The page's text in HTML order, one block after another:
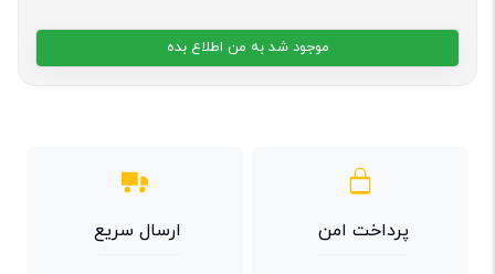
موجود شد به من اطلاع بده
پرداخت امن ارسال سریع